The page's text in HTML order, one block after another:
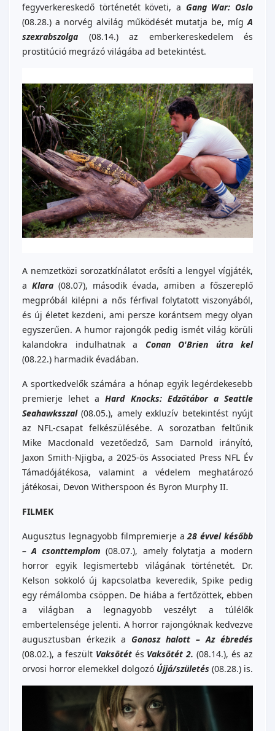
fegyverkereskedő történetét követi, a Gang War: Oslo
(08.28.) a norvég alvilág működését mutatja be, míg A
szexrabszolga (08.14.) az emberkereskedelem és
prostitúció megrázó világába ad betekintést.
A nemzetközi sorozatkínálatot erősíti a lengyel vígjáték,
a Klara (08.07), második évada, amiben a főszereplő
megpróbál kilépni a nős férfival folytatott viszonyából,
és új életet kezdeni, ami persze korántsem megy olyan
egyszerűen. A humor rajongók pedig ismét világ körüli
kalandokra indulhatnak a Conan O'Brien útra kel
(08.22.) harmadik évadában.
A sportkedvelők számára a hónap egyik legérdekesebb
premierje lehet aHard Knocks: Edzőtábor a Seattle
Seahawksszal(08.05.), amely exkluzív betekintést nyújt
az NFL-csapat felkészülésébe. A sorozatban feltűnik
Mike Macdonald vezetőedző, Sam Darnold irányító,
Jaxon Smith-Njigba, a 2025-ös Associated Press NFL Év
Támadójátékosa, valamint a védelem meghatározó
játékosai, Devon Witherspoon és Byron Murphy II.
FILMEK
Augusztus legnagyobb filmpremierje a28 évvel később
– A csonttemplom (08.07.), amely folytatja a modern
horror egyik legismertebb világának történetét. Dr.
Kelson sokkoló új kapcsolatba keveredik, Spike pedig
egy rémálomba csöppen. De hiába a fertőzöttek, ebben
a világban a legnagyobb veszélyt a túlélők
embertelensége jelenti. A horror rajongóknak kedvezve
augusztusban érkezik a Gonosz halott – Az ébredés
(08.02.), a feszült Vaksötétés Vaksötét 2.(08.14.), és az
orvosi horror elemekkel dolgozó Újjá/születés (08.28.) is.